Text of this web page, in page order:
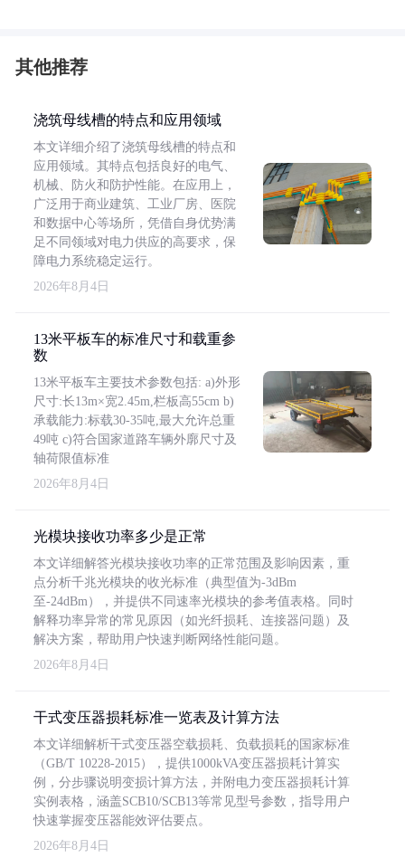
其他推荐
浇筑母线槽的特点和应用领域
本文详细介绍了浇筑母线槽的特点和
应用领域。其特点包括良好的电气、
机械、防火和防护性能。在应用上，
广泛用于商业建筑、工业厂房、医院
和数据中心等场所，凭借自身优势满
足不同领域对电力供应的高要求，保
障电力系统稳定运行。
2026年8月4日
13米平板车的标准尺寸和载重参
数
13米平板车主要技术参数包括: a)外形
尺寸:长13m×宽2.45m,栏板高55cm b)
承载能力:标载30-35吨,最大允许总重
49吨 c)符合国家道路车辆外廓尺寸及
轴荷限值标准
2026年8月4日
光模块接收功率多少是正常
本文详细解答光模块接收功率的正常范围及影响因素，重
点分析千兆光模块的收光标准（典型值为-3dBm
至-24dBm），并提供不同速率光模块的参考值表格。同时
解释功率异常的常见原因（如光纤损耗、连接器问题）及
解决方案，帮助用户快速判断网络性能问题。
2026年8月4日
干式变压器损耗标准一览表及计算方法
本文详细解析干式变压器空载损耗、负载损耗的国家标准
（GB/T 10228-2015），提供1000kVA变压器损耗计算实
例，分步骤说明变损计算方法，并附电力变压器损耗计算
实例表格，涵盖SCB10/SCB13等常见型号参数，指导用户
快速掌握变压器能效评估要点。
2026年8月4日